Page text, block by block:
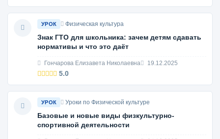
УРОК Физическая культура
Знак ГТО для школьника: зачем детям сдавать
нормативы и что это даёт
Гончарова Елизавета Николаевна 19.12.2025
5.0
УРОК Уроки по Физической культуре
Базовые и новые виды физкультурно-
спортивной деятельности